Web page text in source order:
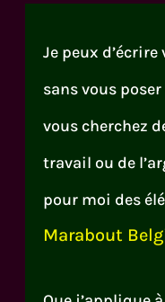
Je peux
sans vous
vous cherchez
travail ou de
pour moi des
Marabout